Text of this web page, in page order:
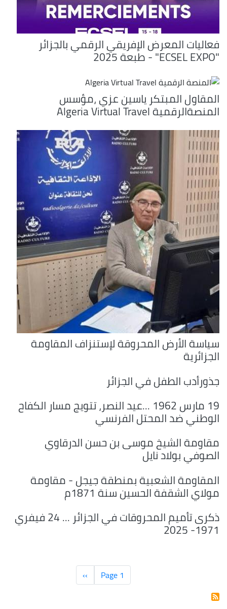
فعاليات المعرض الإفريقي الرقمي بالجزائر
"ECSEL EXPO" - طبعة 2025
المقاول المبتكر ياسين عزي ،مؤسس
المنصةالرقمية Algeria Virtual Travel
سياسة الأرض المحروقة لإستنزاف المقاومة
الجزائرية
جذورأدب الطفل في الجزائر
19 مارس 1962 ...عيد النصر، تتويج مسار الكفاح
الوطني ضد المحتل الفرنسي
مقاومة الشيخ موسى بن حسن الدرقاوي
الصوفي بولاد نايل
المقاومة الشعبية بمنطقة جيجل - مقاومة
مولاي الشقفة الحسين سنة 1871م
ذكرى تأميم المحروقات في الجزائر ... 24 فيفري
1971- 2025
Page 1 الصفحة
التالية
››